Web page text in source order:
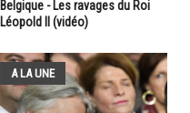
Belgique - Les ravages du Roi
Léopold II (vidéo)
A LA UNE